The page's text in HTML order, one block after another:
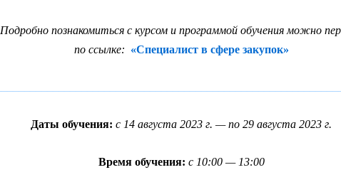
Подробно познакомиться с курсом и программой обучения можно
по ссылке: «Специалист в сфере закупок»
Даты обучения: с 14 августа 2023 г. — по 29 августа 2023 г.
Время обучения: с 10:00 — 13:00